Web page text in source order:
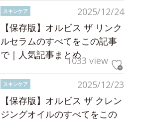
2025/12/24
スキンケア
【保存版】オルビス ザ リンク
ルセラムのすべてをこの記事
で｜人気記事まとめ1033 view
2025/12/23
スキンケア
【保存版】オルビス ザ クレン
ジングオイルのすべてをこの